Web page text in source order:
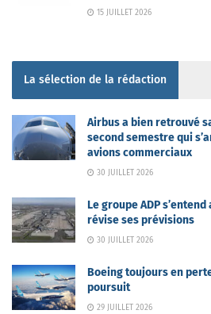
15 JUILLET 2026
La sélection de la rédaction
Airbus a bien retrouvé
second semestre qui
avions commerciaux
30 JUILLET 2026
Le groupe ADP s’entend
révise ses prévisions
30 JUILLET 2026
Boeing toujours en
poursuit
29 JUILLET 2026